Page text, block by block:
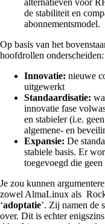
alternatieven voor
de stabiliteit en
abonnementsmodel.
Op basis van het
hoofdrollen onderscheiden:
Innovatie: nieuwe
uitgewerkt
Standaardisatie:
innovatie fase
en stabieler (i.e.
algemene- en
Expansie: De
stabiele basis. Er
toegevoegd die
Je zou kunnen
zowel AlmaLinux als
‘adoptatie’. Zij namen de
over. Dit is echter